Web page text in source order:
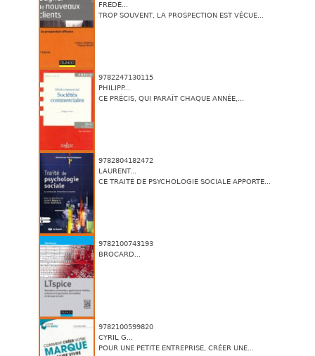
FRÉDÉ...
TROP SOUVENT, LA PROSPECTION EST VÉCUE...
9782247130115
PHILIPP...
CE PRÉCIS, QUI PARAÎT CHAQUE ANNÉE,...
9782804182472
LAURENT...
CE TRAITÉ DE PSYCHOLOGIE SOCIALE APPORTE...
9782100743193
BROCARD...
9782100599820
CYRIL G...
POUR UNE PETITE ENTREPRISE, CRÉER UNE...